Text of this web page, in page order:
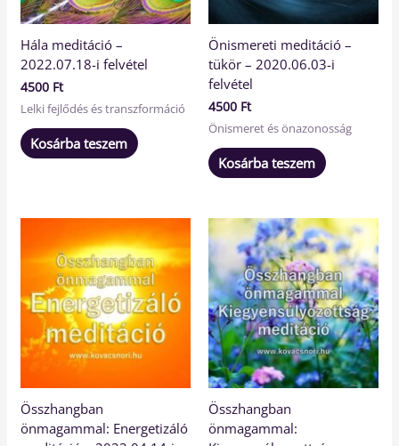
Hála meditáció –
2022.07.18-i felvétel
4500 Ft
Lelki fejlődés és transzformáció
Kosárba teszem
Önismereti meditáció –
tükör – 2020.06.03-i
felvétel
4500 Ft
Önismeret és önazonosság
Kosárba teszem
Összhangban
önmagammal: Energetizáló
Összhangban
önmagammal: